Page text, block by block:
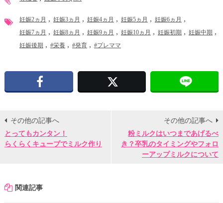
妊娠2ヵ月 妊娠3ヵ月 妊娠4ヵ月 妊娠5ヵ月 妊娠6ヵ月
妊娠7ヵ月 妊娠8ヵ月 妊娠9ヵ月 妊娠10ヵ月 妊娠初期 妊娠中期
妊娠後期 #栄養 #発育 #プレママ
その他の記事へ
とってもカンタン！
らくらくキューブでミルク作り
その他の記事へ
粉ミルクはいつまであげるべ
き？卒乳のタイミングやフォロ
ーアップミルクについて
関連記事